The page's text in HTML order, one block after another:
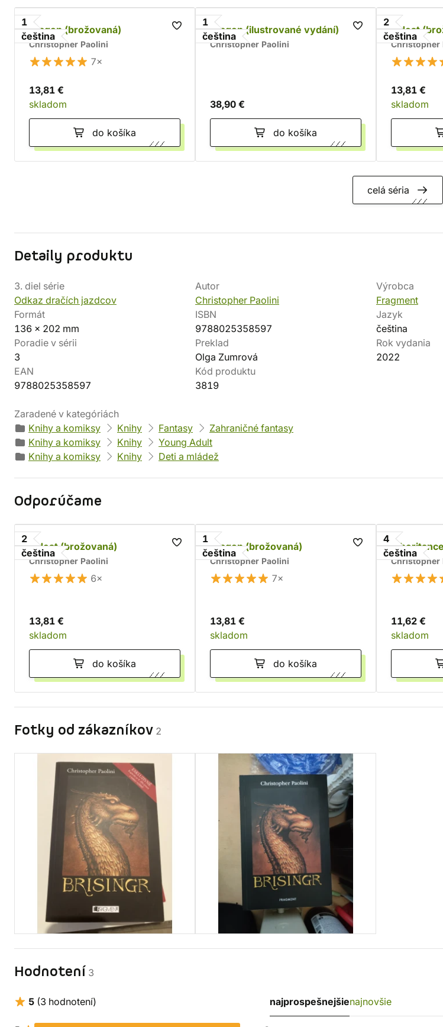
1
čeština
Eragon (brožovaná)
Christopher Paolini
7×
13,81 €
skladom
do košíka
1
čeština
Eragon (ilustrované vydání)
Christopher Paolini
38,90 €
do košíka
2
čeština
Eldest
Christopher
13,81 €
skladom
celá séria
Detaily produktu
3. diel série
Odkaz dračích jazdcov
Autor
Christopher Paolini
Výrobca
Fragment
Formát
136 x 202 mm
ISBN
9788025358597
Jazyk
čeština
Poradie v sérii
3
Preklad
Olga Zumrová
Rok vydania
2022
EAN
9788025358597
Kód produktu
3819
Zaradené v kategóriách
Knihy a komiksy
Knihy Fantasy
Zahraničné fantasy
Knihy a komiksy
Knihy
Young Adult
Knihy a komiksy
Knihy Deti a mládež
Odporúčame
2
čeština
Eldest (brožovaná)
Christopher Paolini
6×
13,81 €
skladom
do košíka
1
čeština
Eragon (brožovaná)
Christopher Paolini
7×
13,81 €
skladom
do košíka
4
čeština
Christopher
11,62 €
skladom
Fotky od zákazníkov 2
Hodnotení 3
5 (3 hodnotení) najprospešnejšienajnovšie